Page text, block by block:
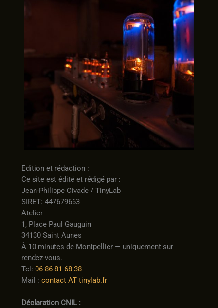
Edition et rédaction :
Ce site est édité et rédigé par :
Jean-Philippe Civade / TinyLab
SIRET: 447679663
Atelier
1, Place Paul Gauguin
34130 Saint Aunes
À 10 minutes de Montpellier — uniquement sur
rendez-vous.
Tel: 06 86 81 68 38
Mail : contact AT tinylab.fr
Déclaration CNIL :